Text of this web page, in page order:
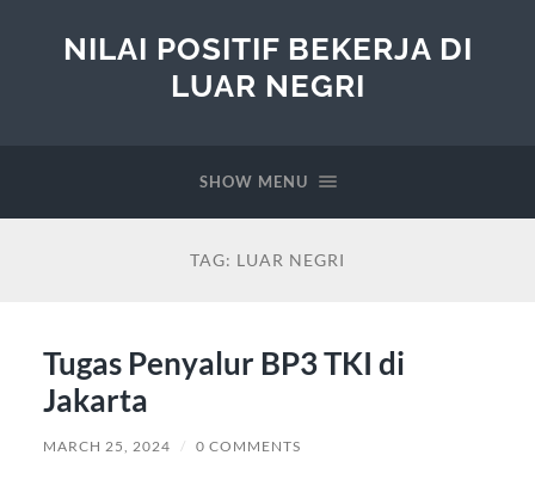
NILAI POSITIF BEKERJA DI
LUAR NEGRI
SHOW MENU
TAG: LUAR NEGRI
Tugas Penyalur BP3 TKI di
Jakarta
MARCH 25, 2024 / 0 COMMENTS